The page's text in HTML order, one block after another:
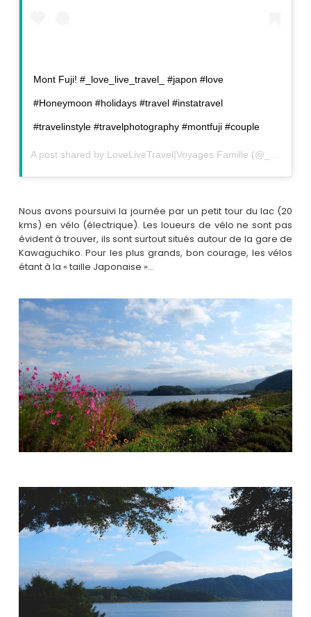
Mont Fuji! #_love_live_travel_ #japon #love
#Honeymoon #holidays #travel #instatravel
#travelinstyle #travelphotography #montfuji #couple
A post shared by LoveLiveTravel|Voyages Famille (@_love_live_travel_) on
Nous avons poursuivi la journée par un petit tour du lac (20
kms) en vélo (électrique). Les loueurs de vélo ne sont pas
évident à trouver, ils sont surtout situés autour de la gare de
Kawaguchiko. Pour les plus grands, bon courage, les vélos
étant à la « taille Japonaise »…